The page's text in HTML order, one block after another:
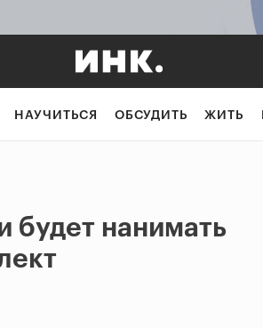
НАУЧИТЬСЯ ОБСУДИТЬ ЖИТЬ
будет нанимать